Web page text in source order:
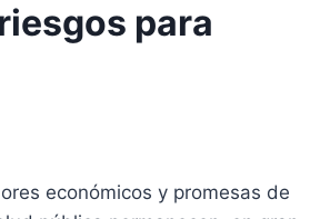
para
económicos y promesas de